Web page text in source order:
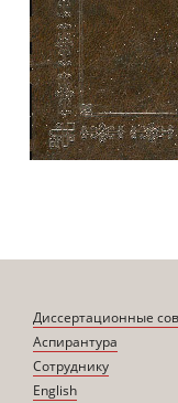
Диссертационные
Аспирантура
Сотруднику
English